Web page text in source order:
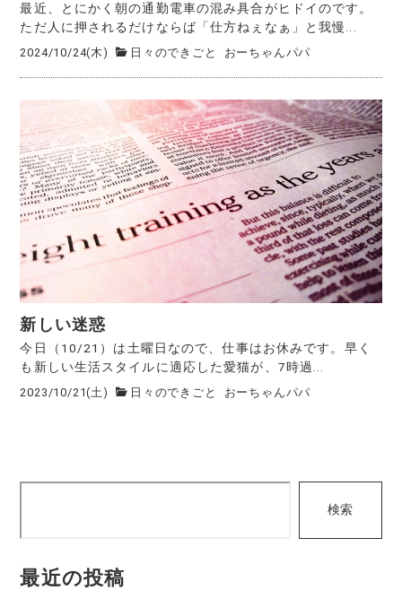
最近、とにかく朝の通勤電車の混み具合がヒドイのです。
ただ人に押されるだけならば「仕方ねぇなぁ」と我慢...
2024/10/24(木) 日々のできごと おーちゃんパパ
新しい迷惑
今日（10/21）は土曜日なので、仕事はお休みです。早く
も新しい生活スタイルに適応した愛猫が、7時過...
2023/10/21(土) 日々のできごと おーちゃんパパ
検索
最近の投稿